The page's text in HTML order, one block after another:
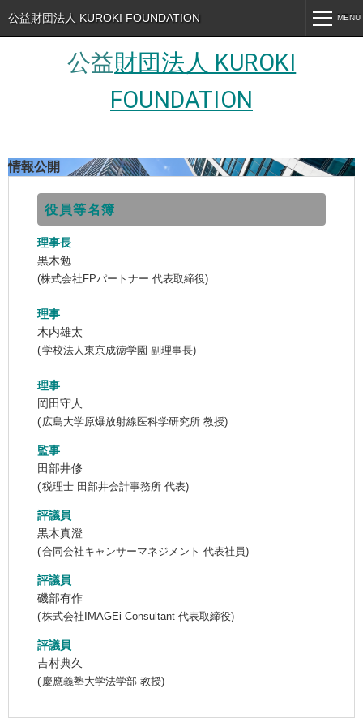
公益財団法人 KUROKI FOUNDATION
公益財団法人 KUROKI
FOUNDATION
MENU
MENU
情報公開
プライバシーポリシー
お知らせ
お問い合わせ
情報公開
役員等名簿
理事長
黒木勉
(株式会社FPパートナー 代表取締役)
理事
木内雄太
(学校法人東京成徳学園 副理事長)
理事
岡田守人
( 広島大学原爆放射線医科学研究所 教授)
監事
田部井修
(税理士 田部井会計事務所 代表)
評議員
黒木真澄
(合同会社キャンサーマネジメント 代表社員)
評議員
磯部有作
(株式会社IMAGEi Consultant 代表取締役)
評議員
吉村典久
( 慶應義塾大学法学部 教授)